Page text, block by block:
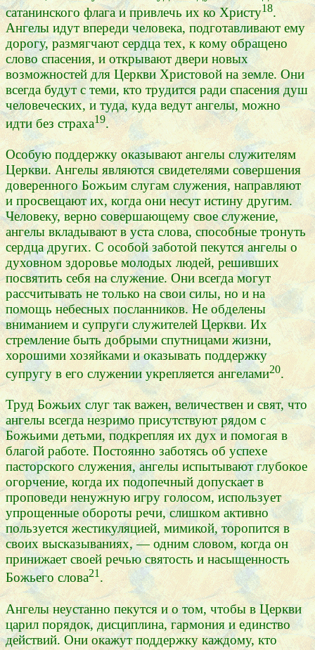
сатанинского флага и привлечь их ко Христу18.
Ангелы идут впереди человека, подготавливают ему
дорогу, размягчают сердца тех, к кому обращено
слово спасения, и открывают двери новых
возможностей для Церкви Христовой на земле. Они
всегда будут с теми, кто трудится ради спасения душ
человеческих, и туда, куда ведут ангелы, можно
идти без страха19.
Особую поддержку оказывают ангелы служителям
Церкви. Ангелы являются свидетелями совершения
доверенного Божьим слугам служения, направляют
и просвещают их, когда они несут истину другим.
Человеку, верно совершающему свое служение,
ангелы вкладывают в уста слова, способные тронуть
сердца других. С особой заботой пекутся ангелы о
духовном здоровье молодых людей, решивших
посвятить себя на служение. Они всегда могут
рассчитывать не только на свои силы, но и на
помощь небесных посланников. Не обделены
вниманием и супруги служителей Церкви. Их
стремление быть добрыми спутницами жизни,
хорошими хозяйками и оказывать поддержку
супругу в его служении укрепляется ангелами20.
Труд Божьих слуг так важен, величествен и свят, что
ангелы всегда незримо присутствуют рядом с
Божьими детьми, подкрепляя их дух и помогая в
благой работе. Постоянно заботясь об успехе
пасторского служения, ангелы испытывают глубокое
огорчение, когда их подопечный допускает в
проповеди ненужную игру голосом, использует
упрощенные обороты речи, слишком активно
пользуется жестикуляцией, мимикой, торопится в
своих высказываниях, — одним словом, когда он
принижает своей речью святость и насыщенность
Божьего слова21.
Ангелы неустанно пекутся и о том, чтобы в Церкви
царил порядок, дисциплина, гармония и единство
действий. Они окажут поддержку каждому, кто